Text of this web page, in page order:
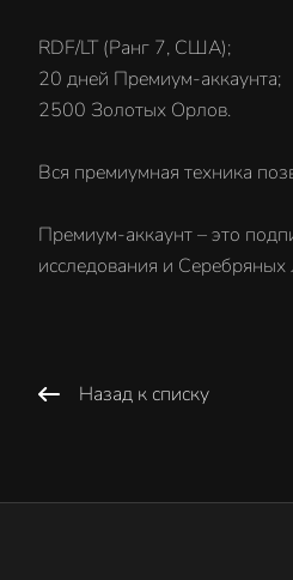
RDF/LT (Ранг 7, США);
20 дней Премиум-аккаунта;
2500 Золотых Орлов.
Вся премиумная техника
Премиум-аккаунт – это
исследования и
Назад к списку